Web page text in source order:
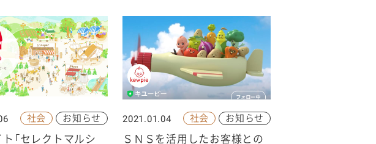
社会 お知らせ
「セレクトマルシ
社会 お知らせ
2021.01.04
ＳＮＳを活用したお客様との